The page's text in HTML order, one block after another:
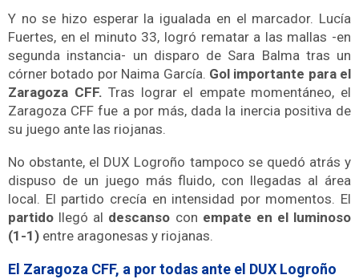
Y no se hizo esperar la igualada en el marcador. Lucía
Fuertes, en el minuto 33, logró rematar a las mallas -en
segunda instancia- un disparo de Sara Balma tras un
córner botado por Naima García. Gol importante para el
Zaragoza CFF.Tras lograr el empate momentáneo, el
Zaragoza CFF fue a por más, dada la inercia positiva de
su juego ante las riojanas.
No obstante, el DUX Logroño tampoco se quedó atrás y
dispuso de un juego más fluido, con llegadas al área
local. El partido crecía en intensidad por momentos. El
partido llegó al descanso con empate en el luminoso
(1-1) entre aragonesas y riojanas.
El Zaragoza CFF, a por todas ante el DUX Logroño